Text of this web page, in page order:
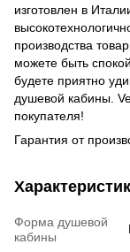
изготовлен в
производства
можете быть
будете приятно
душевой кабины.
покупателя!
Гарантия от
Форма душевой
кабины